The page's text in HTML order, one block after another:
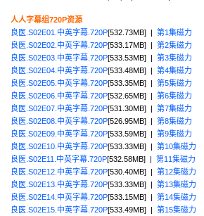
人人字幕组720P资源
良医.S02E01.中英字幕.720P[532.73MB] | 第1集磁力
良医.S02E02.中英字幕.720P[533.17MB] | 第2集磁力
良医.S02E03.中英字幕.720P[533.53MB] | 第3集磁力
良医.S02E04.中英字幕.720P[533.48MB] | 第4集磁力
良医.S02E05.中英字幕.720P[533.35MB] | 第5集磁力
良医.S02E06.中英字幕.720P[532.65MB] | 第6集磁力
良医.S02E07.中英字幕.720P[531.30MB] | 第7集磁力
良医.S02E08.中英字幕.720P[526.95MB] | 第8集磁力
良医.S02E09.中英字幕.720P[533.59MB] | 第9集磁力
良医.S02E10.中英字幕.720P[533.33MB] | 第10集磁力
良医.S02E11.中英字幕.720P[532.58MB] | 第11集磁力
良医.S02E12.中英字幕.720P[530.40MB] | 第12集磁力
良医.S02E13.中英字幕.720P[533.33MB] | 第13集磁力
良医.S02E14.中英字幕.720P[533.15MB] | 第14集磁力
良医.S02E15.中英字幕.720P[533.49MB] | 第15集磁力